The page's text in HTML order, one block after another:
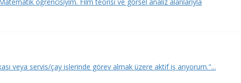
veya servis/çay işlerinde görev almak üzere aktif iş arıyorum."...